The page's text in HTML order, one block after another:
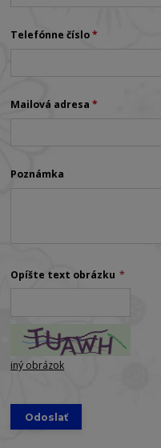
Telefónne číslo*
Mailová adresa*
Poznámka
Opíšte text obrázku *
iný obrázok